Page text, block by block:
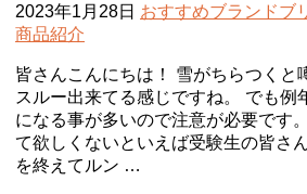
2023年1月28日 おすすめブランドブ
商品紹介
皆さんこんにちは！ 雪がちらつくと
スルー出来てる感じですね。 でも例
になる事が多いので注意が必要です
て欲しくないといえば受験生の皆さ
を終えてルン …